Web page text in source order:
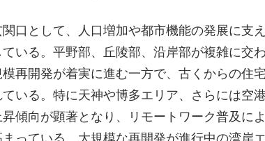
口として、人口増加や都市機能の発展に支
いる。平野部、丘陵部、沿岸部が複雑に交
再開発が着実に進む一方で、古くからの住
いる。特に天神や博多エリア、さらには空
傾向が顕著となり、リモートワーク普及に